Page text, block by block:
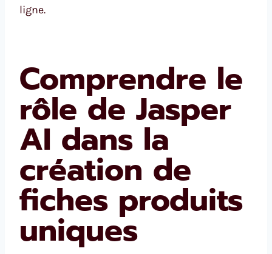
ligne.
Comprendre le
rôle de Jasper
AI dans la
création de
fiches produits
uniques